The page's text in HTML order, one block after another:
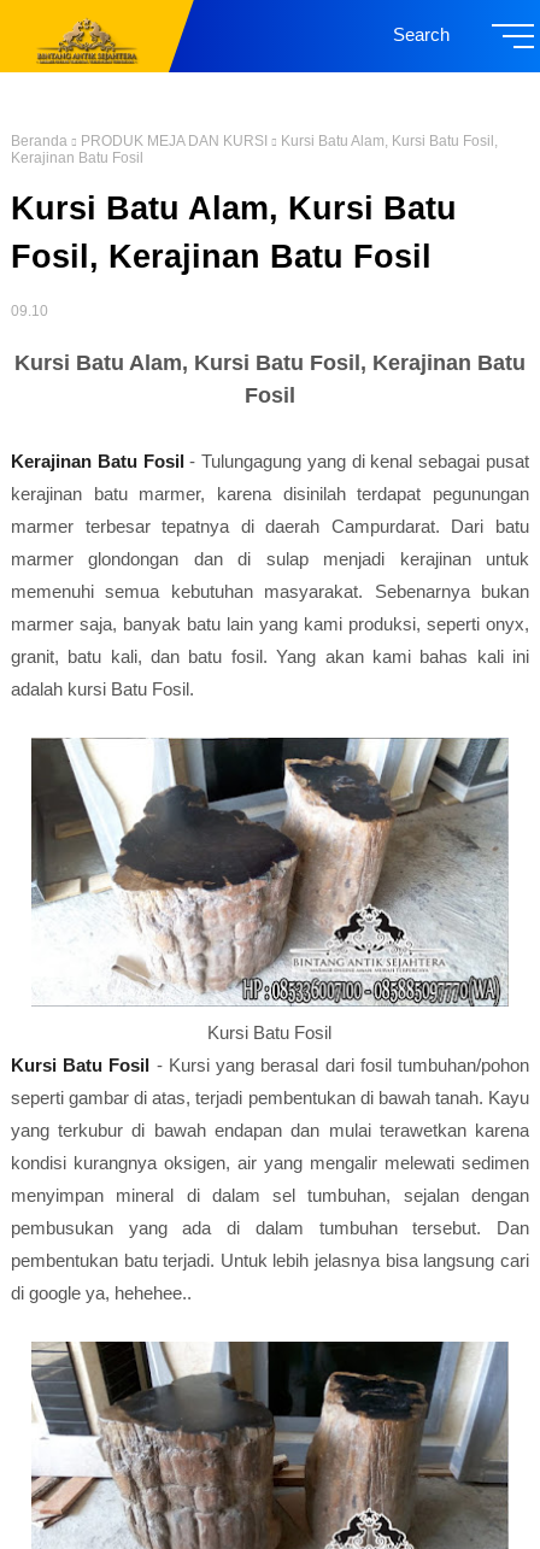
Search
Beranda PRODUK MEJA DAN KURSI
Kursi Batu Alam, Kursi Batu Fosil,
Kerajinan Batu Fosil
Kursi Batu Alam, Kursi Batu
Fosil, Kerajinan Batu Fosil
09.10
Kursi Batu Alam, Kursi Batu Fosil, Kerajinan Batu
Fosil
Kerajinan Batu Fosil- Tulungagung yang di kenal sebagai pusat
kerajinan batu marmer, karena disinilah terdapat pegunungan
marmer terbesar tepatnya di daerah Campurdarat. Dari batu
marmer glondongan dan di sulap menjadi kerajinan untuk
memenuhi semua kebutuhan masyarakat. Sebenarnya bukan
marmer saja, banyak batu lain yang kami produksi, seperti onyx,
granit, batu kali, dan batu fosil. Yang akan kami bahas kali ini
adalah kursi Batu Fosil.
Kursi Batu Fosil
Kursi Batu Fosil - Kursi yang berasal dari fosil tumbuhan/pohon
seperti gambar di atas, terjadi pembentukan di bawah tanah. Kayu
yang terkubur di bawah endapan dan mulai terawetkan karena
kondisi kurangnya oksigen, air yang mengalir melewati sedimen
menyimpan mineral di dalam sel tumbuhan, sejalan dengan
pembusukan yang ada di dalam tumbuhan tersebut. Dan
pembentukan batu terjadi. Untuk lebih jelasnya bisa langsung cari
di google ya, hehehee..